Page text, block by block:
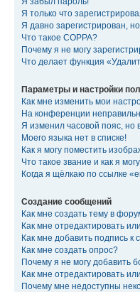
Я только что
Я давно зарегистрирован,
Что такое COPPA?
Почему я не могу
Что делает функция
Параметры и настройки
Как мне изменить мои
На конференции
Я изменил часовой пояс, но
Моего языка нет в списке!
Как я могу поместить
Что такое звание и как я
Когда я щёлкаю по ссылке
Создание сообщений
Как мне создать тему в
Как мне отредактировать
Как мне добавить подпись
Как мне создать опрос?
Почему я не могу добавить
Как мне отредактировать
Почему мне недоступны